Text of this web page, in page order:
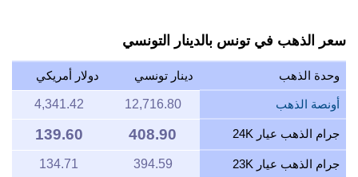
سعر الذهب في تونس بالدينار التونسي
وحدة الذهب دينار تونسي دولار أمريكي
أونصة الذهب 12,716.80
4,341.42
جرام الذهب عيار 24K 408.90
139.60
جرام الذهب عيار 23K 394.59
134.71